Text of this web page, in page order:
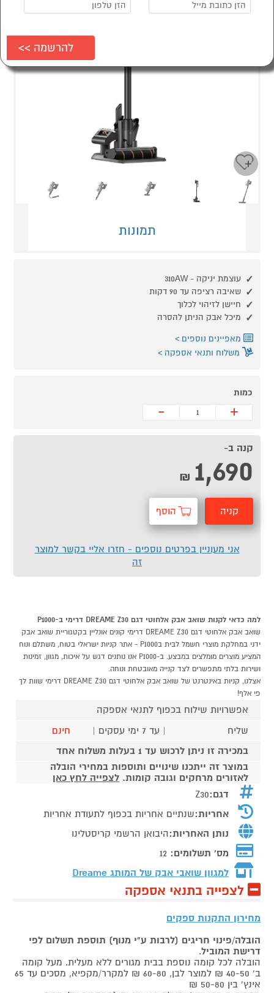
תמונות
עוצמת יניקה - 310AW
שאיבה רציפה עד 90 דקות
חיישן לזיהוי לכלוך
מיכל אבק הניתן להסרה
מאפיינים נוספים
משלוח ותנאי אספקה
כמות
+
-
קנה ב-
1,690
₪
קניה הוסף
אני מעוניין בפרטים נוספים - חזרו אליי בקשר למוצר
זה
למה כדאי לקנות שואב אבק אלחוטי דגם DREAME Z30 דרימי ב-P1000
שואב אבק אלחוטי דגם DREAME Z30 דרימי קונים אונליין בקטגוריית שואב אבק
ידני במחלקת מוצרי חשמל לבית בP1000 - אתר קניות ישראלי בטוח, משתלם ונוח
המציע מוצרים מומלצים במבצע. ב-P1000 אנו נותנים דגש על איכות, מגוון, זמינות
ושירות בלתי מתפשרים לצד קנייה מאובטחת ונוחה.
אצלנו, קניות באינטרנט של שואב אבק אלחוטי דגם DREAME Z30 דרימי שוות לך
פי אלף!
אפשרויות שילוח בכפוף לתנאי אספקה
שליח
| עד 7 ימי עסקים |
חינם
במכירה זו ניתן לרכוש עד 1 בעלות משלוח אחד
במוצר זה ייתכנו שינויים ותוספות במחירי הובלה
לאזורים מרחקים וגובה קומות. לצפייה לחץ כאן
דגם:Z30
אחריות:שנתיים אחריות בכפוף לתעודת אחריות
נותן האחריות:היבואן הרשמי קריסטלינו
מס' תשלומים: 12
למגוון שואבי אבק של המותג Dreame
לצפייה בתנאי אספקה
מחירון התקנות ספקים
הובלה/פינוי חריגים (לרבות ע"י מנוף) תוספת תשלום לפי
דרישת המוביל.
הובלה לכל קומה נוספת בבית מגורים ללא מעלית. מעל קומה
ב' 40-50 ₪ למוצר לבן, 60-80 ₪ למקרר/מקפיא, מסכים עד 65
אינץ' בין 50-80 ₪